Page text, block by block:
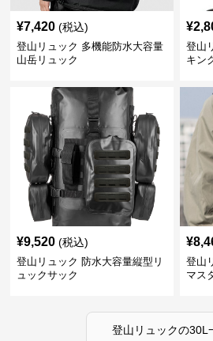
¥7,420 (税込)
登山リュック 多機能防水大容量
山岳リュック
¥
登山
キン
¥9,520 (税込)
登山リュック 防水大容量縦型リ
ュックサック
¥
登山
マス
登山リュックの30L